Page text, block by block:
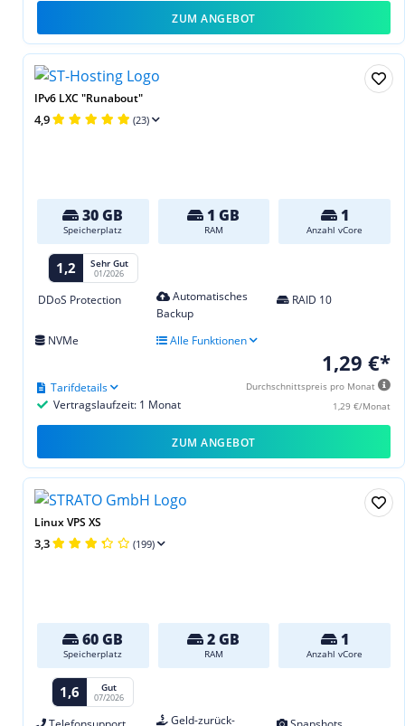
ZUM ANGEBOT
IPv6 LXC "Runabout"
4,9 (23)
30 GB
Speicherplatz
1 GB
RAM
1
Anzahl vCore
1,2 Sehr Gut
01/2026
DDoS Protection
Automatisches
Backup
RAID 10
NVMe Alle Funktionen
1,29 €*
Durchschnittspreis pro Monat
1,29 €/Monat
Vertragslaufzeit: 1 Monat
Tarifdetails
ZUM ANGEBOT
Linux VPS XS
3,3 (199)
60 GB
Speicherplatz
2 GB
RAM
1
Anzahl vCore
1,6 Gut
07/2026
Geld-zurück-